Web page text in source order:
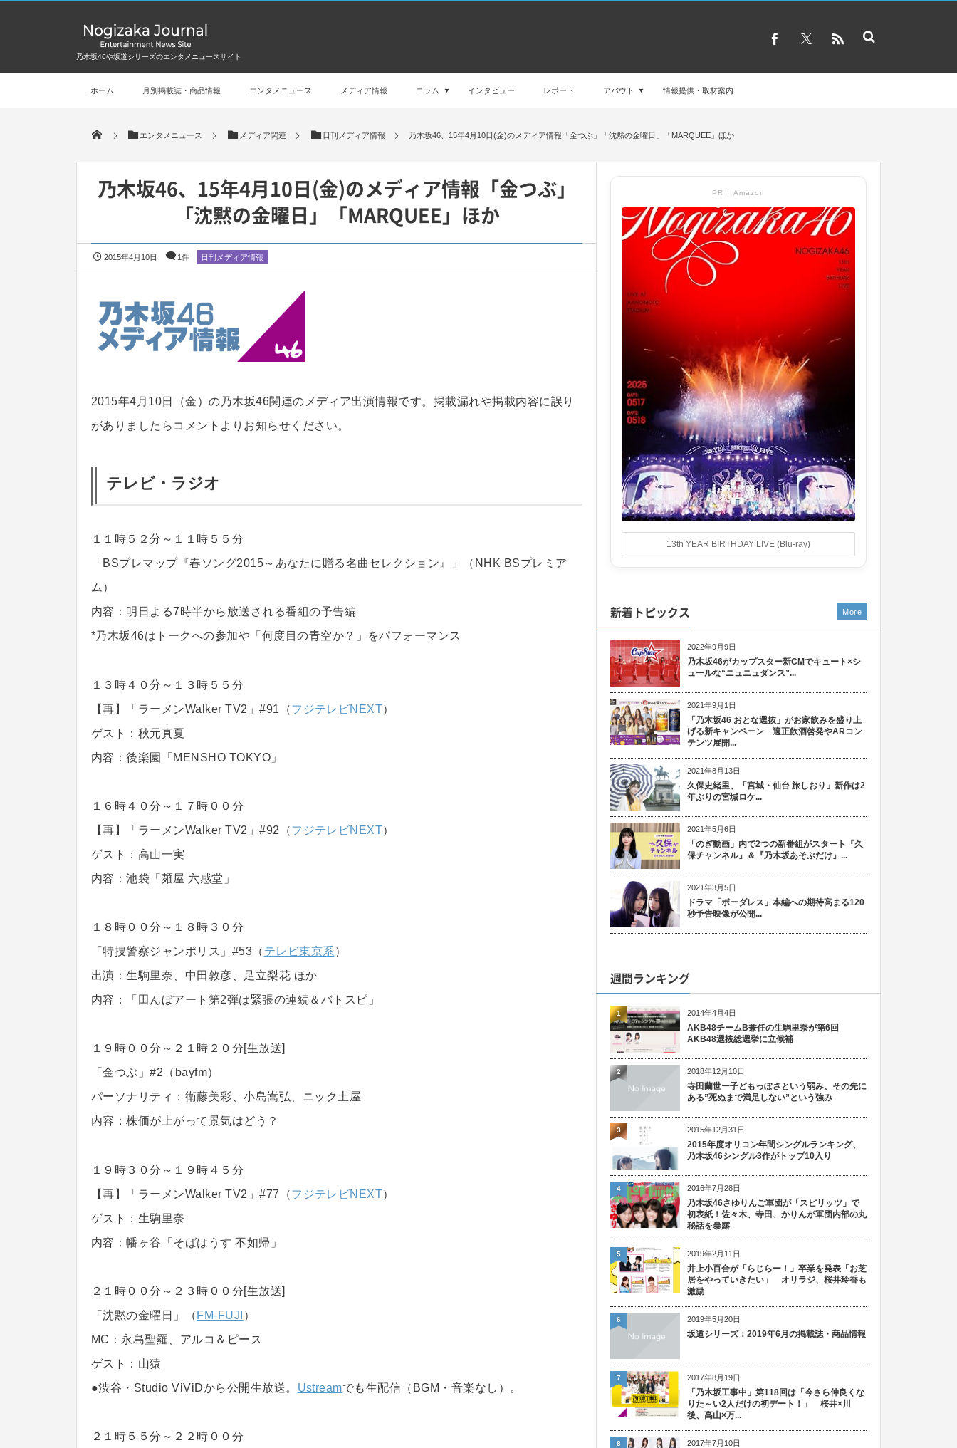
乃木坂46や坂道シリーズのエンタメニュースサイト
ホーム 月別掲載誌・商品情報 エンタメニュース メディア情報 コラム インタビュー レポート アバウト 情報提供・取材案内
エンタメニュース メディア関連 日刊メディア情報 乃木坂46、15年4月10日(金)のメディア情報「金つぶ」「沈黙の金曜日」「MARQUEE」ほか
乃木坂46、15年4月10日(金)のメディア情報「金つぶ」
「沈黙の金曜日」「MARQUEE」ほか
2015年4月10日 1件 日刊メディア情報
2015年4月10日（金）の乃木坂46関連のメディア出演情報です。掲載漏れや掲載内容に誤り
がありましたらコメントよりお知らせください。
テレビ・ラジオ
１１時５２分～１１時５５分
「BSプレマップ『春ソング2015～あなたに贈る名曲セレクション』」（NHK BSプレミア
ム）
内容：明日よる7時半から放送される番組の予告編
*乃木坂46はトークへの参加や「何度目の青空か？」をパフォーマンス
１３時４０分～１３時５５分
【再】「ラーメンWalker TV2」#91（フジテレビNEXT）
ゲスト：秋元真夏
内容：後楽園「MENSHO TOKYO」
１６時４０分～１７時００分
【再】「ラーメンWalker TV2」#92（フジテレビNEXT）
ゲスト：高山一実
内容：池袋「麺屋 六感堂」
１８時００分～１８時３０分
「特捜警察ジャンポリス」#53（ テレビ東京系 ）
出演：生駒里奈、中田敦彦、足立梨花 ほか
内容：「田んぼアート第2弾は緊張の連続＆バトスピ」
１９時００分～２１時２０分[生放送]
「金つぶ」#2（bayfm）
パーソナリティ：衛藤美彩、小島嵩弘、ニック土屋
内容：株価が上がって景気はどう？
１９時３０分～１９時４５分
【再】「ラーメンWalker TV2」#77（フジテレビNEXT）
ゲスト：生駒里奈
内容：幡ヶ谷「そばはうす 不如帰」
２１時００分～２３時００分[生放送]
「沈黙の金曜日」（ FM-FUJI ）
MC：永島聖羅、アルコ＆ピース
ゲスト：山猿
●渋谷・Studio ViViDから公開生放送。 Ustreamでも生配信（BGM・音楽なし）。
２１時５５分～２２時００分
PR │ Amazon
13th YEAR BIRTHDAY LIVE (Blu-ray)
新着トピックス
2022年9月9日
乃木坂46がカップスター新CMでキュート×シ
ュールな“ニュニュダンス”...
2021年9月1日
「乃木坂46 おとな選抜」がお家飲みを盛り上
げる新キャンペーン 適正飲酒啓発やARコン
テンツ展開...
2021年8月13日
久保史緒里、「宮城・仙台 旅しおり」新作は2
年ぶりの宮城ロケ...
2021年5月6日
「のぎ動画」内で2つの新番組がスタート『久
保チャンネル』＆『乃木坂あそぶだけ』...
2021年3月5日
ドラマ「ボーダレス」本編への期待高まる120
秒予告映像が公開...
More
週間ランキング
2014年4月4日
AKB48チームB兼任の生駒里奈が第6回
AKB48選抜総選挙に立候補
1
2018年12月10日
寺田蘭世ー子どもっぽさという弱み、その先に
ある”死ぬまで満足しない”という強み
2
2015年12月31日
2015年度オリコン年間シングルランキング、
乃木坂46シングル3作がトップ10入り
3
2016年7月28日
乃木坂46さゆりんご軍団が「スピリッツ」で
初表紙！佐々木、寺田、かりんが軍団内部の丸
秘話を暴露
4
2019年2月11日
井上小百合が「らじらー！」卒業を発表「お芝
居をやっていきたい」 オリラジ、桜井玲香も
激励
5
2019年5月20日
坂道シリーズ：2019年6月の掲載誌・商品情報
6
2017年8月19日
「乃木坂工事中」第118回は「今さら仲良くな
りた～い2人だけの初デート！」 桜井×川
後、高山×万...
7
2017年7月10日
8